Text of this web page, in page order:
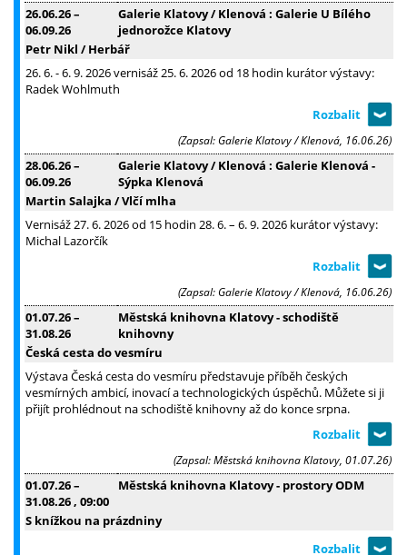
26.06.26–
06.09.26
Galerie Klatovy / Klenová : Galerie U Bílého
jednorožce Klatovy
Petr Nikl / Herbář
26. 6. - 6. 9. 2026 vernisáž 25. 6. 2026 od 18 hodin kurátor výstavy:
Radek Wohlmuth
(Zapsal: Galerie Klatovy / Klenová, 16.06.26)
28.06.26–
06.09.26
Galerie Klatovy / Klenová : Galerie Klenová -
Sýpka Klenová
Martin Salajka / Vlčí mlha
Vernisáž 27. 6. 2026 od 15 hodin 28. 6. – 6. 9. 2026 kurátor výstavy:
Michal Lazorčík
(Zapsal: Galerie Klatovy / Klenová, 16.06.26)
01.07.26–
31.08.26
Městská knihovna Klatovy - schodiště
knihovny
Česká cesta do vesmíru
Výstava Česká cesta do vesmíru představuje příběh českých
vesmírných ambicí, inovací a technologických úspěchů. Můžete si ji
přijít prohlédnout na schodiště knihovny až do konce srpna.
(Zapsal: Městská knihovna Klatovy, 01.07.26)
01.07.26–
31.08.26 , 09:00
Městská knihovna Klatovy - prostory ODM
S knížkou na prázdniny